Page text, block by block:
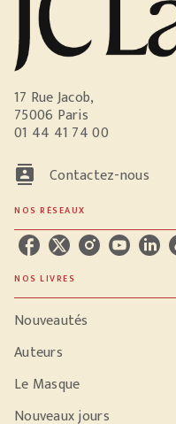
17 Rue Jacob,
75006 Paris
01 44 41 74 00
contacts Contactez-nous
NOS RÉSEAUX
NOS LIVRES
Nouveautés
Auteurs
Le Masque
Nouveaux jours